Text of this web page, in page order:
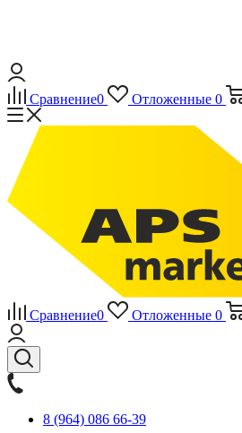
Сравнение0 Отложенные 0
Сравнение0 Отложенные 0
8 (964) 086 66-39